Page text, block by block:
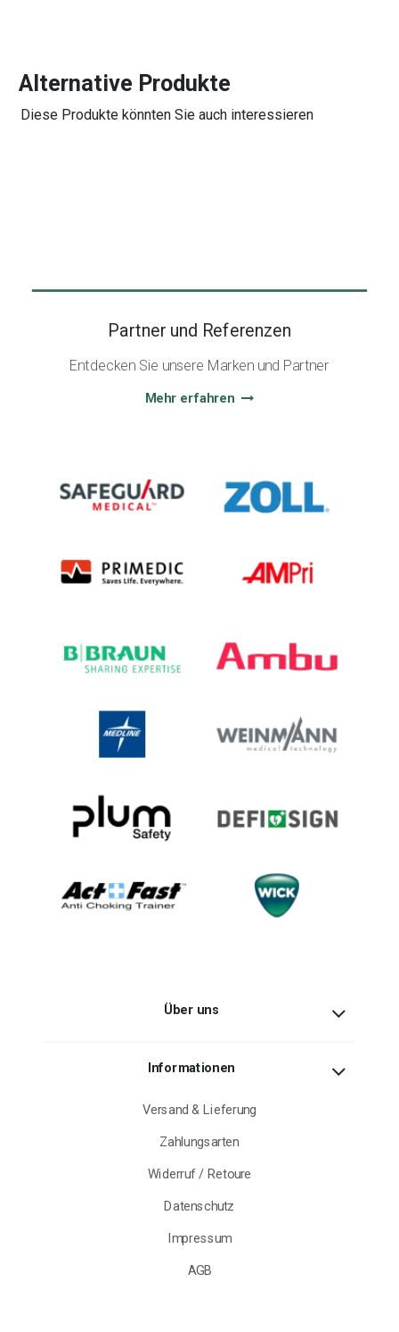
Alternative Produkte
Diese Produkte könnten Sie auch interessieren
Partner und Referenzen
Entdecken Sie unsere Marken und Partner
Mehr erfahren
Über uns
Informationen
Versand & Lieferung
Zahlungsarten
Widerruf / Retoure
Datenschutz
Impressum
AGB